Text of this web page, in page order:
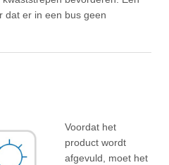
dat er in een bus geen
Voordat het
product wordt
afgevuld, moet het